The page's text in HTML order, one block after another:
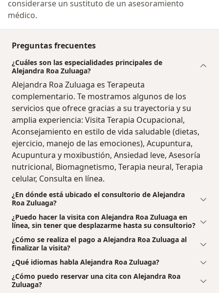
considerarse un sustituto de un asesoramiento
médico.
Preguntas frecuentes
¿Cuáles son las especialidades principales de
Alejandra Roa Zuluaga?
Alejandra Roa Zuluaga es Terapeuta
complementario. Te mostramos algunos de los
servicios que ofrece gracias a su trayectoria y su
amplia experiencia: Visita Terapia Ocupacional,
Aconsejamiento en estilo de vida saludable (dietas,
ejercicio, manejo de las emociones), Acupuntura,
Acupuntura y moxibustión, Ansiedad leve, Asesoría
nutricional, Biomagnetismo, Terapia neural, Terapia
celular, Consulta en línea.
¿En dónde está ubicado el consultorio de Alejandra
Roa Zuluaga?
¿Puedo hacer la visita con Alejandra Roa Zuluaga en
línea, sin tener que desplazarme hasta su consultorio?
¿Cómo se realiza el pago a Alejandra Roa Zuluaga al
finalizar la visita?
¿Qué idiomas habla Alejandra Roa Zuluaga?
¿Cómo puedo reservar una cita con Alejandra Roa
Zuluaga?